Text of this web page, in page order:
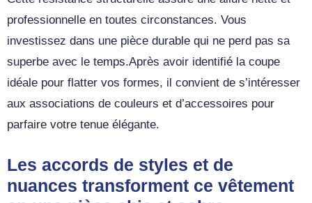
professionnelle en toutes circonstances. Vous
investissez dans une pièce durable qui ne perd pas sa
superbe avec le temps.Après avoir identifié la coupe
idéale pour flatter vos formes, il convient de s’intéresser
aux associations de couleurs et d’accessoires pour
parfaire votre tenue élégante.
Les accords de styles et de
nuances transforment ce vêtement